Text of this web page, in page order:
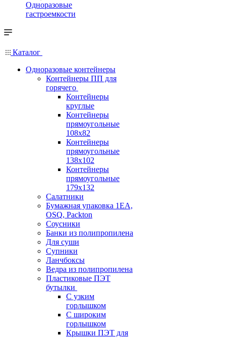
Одноразовые
гастроемкости
Каталог
Одноразовые контейнеры
Контейнеры ПП для
горячего
Контейнеры
круглые
Контейнеры
прямоугольные
108х82
Контейнеры
прямоугольные
138х102
Контейнеры
прямоугольные
179х132
Салатники
Бумажная упаковка 1ЕА,
OSQ, Packton
Соусники
Банки из полипропилена
Для суши
Супники
Ланчбоксы
Ведра из полипропилена
Пластиковые ПЭТ
бутылки
С узким
горлышком
С широким
горлышком
Крышки ПЭТ для